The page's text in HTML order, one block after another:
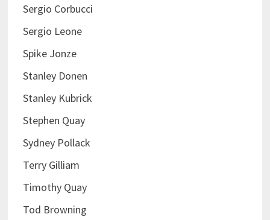
Sergio Corbucci
Sergio Leone
Spike Jonze
Stanley Donen
Stanley Kubrick
Stephen Quay
Sydney Pollack
Terry Gilliam
Timothy Quay
Tod Browning